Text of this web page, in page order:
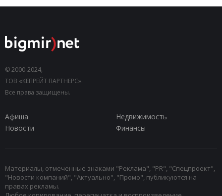
© 2000-2024,
ТОВ «КЕПРЕЙТ ПАРТНЕРС».
Все права защищены.
Афиша
Недвижимость
Новости
Финансы
Материалы, отмеченные знаками "Реклама", "PR", "Спецпроект",
"Новости компаний", "Актуально", "Промо", публикуются на
правах рекламы.